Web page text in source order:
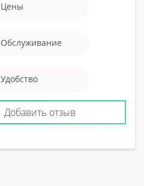
Цены
Обслуживание
Удобство
Добавить отзыв